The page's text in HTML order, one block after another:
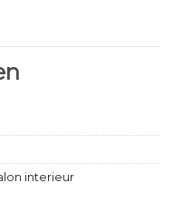
interieur